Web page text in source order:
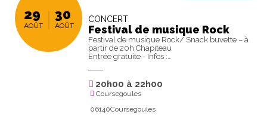
29
AOÛT
30
AOÛT
CONCERT
Festival de musique Rock
Festival de musique Rock/ Snack buvette – à
partir de 20h Chapiteau
Entrée gratuite - Infos :…
20h00 à 22h00
Coursegoules
06140Coursegoules